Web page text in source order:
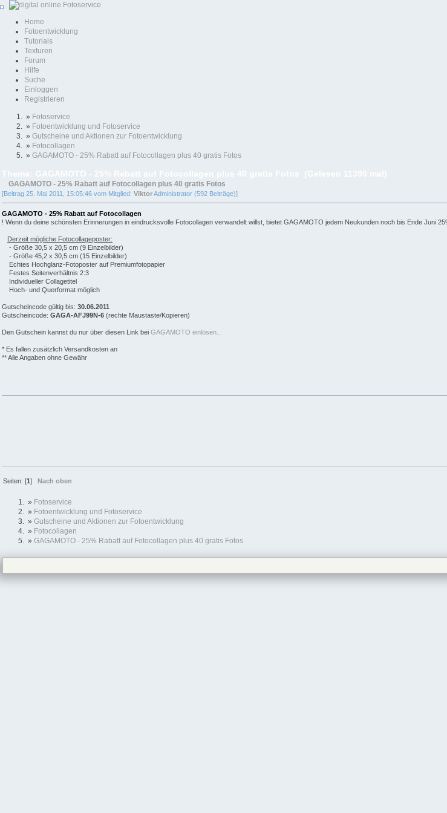
Home
Fotoentwicklung
Tutorials
Texturen
Forum
Hilfe
Suche
Einloggen
Registrieren
» Fotoservice
» Fotoentwicklung und Fotoservice
» Gutscheine und Aktionen zur Fotoentwicklung
» Fotocollagen
» GAGAMOTO - 25% Rabatt auf Fotocollagen plus 40 gratis Fotos
GAGAMOTO - 25% Rabatt auf Fotocollagen plus 40 gratis Fotos
[Beitrag 25. Mai 2011, 15:05:46 vom Mitglied: ViktorAdministrator (592 Beiträge)]
GAGAMOTO - 25% Rabatt auf Fotocollagen
! Wenn du deine schönsten Erinnerungen in eindrucksvolle Fotocollagen verwandelt willst, bietet GAGAMOTO jedem Neukunden noch bis Ende Juni
Derzeit mögliche Fotocollageposter:
- Größe 30,5 x 20,5 cm (9 Einzelbilder)
- Größe 45,2 x 30,5 cm (15 Einzelbilder)
Echtes Hochglanz-Fotoposter auf Premiumfotopapier
Festes Seitenverhältnis 2:3
Individueller Collagetitel
Hoch- und Querformat möglich
Gutscheincode gültig bis: 30.06.2011
Gutscheincode: GAGA-AFJ99N-6 (rechte Maustaste/Kopieren)
Den Gutschein kannst du nur über diesen Link bei GAGAMOTO einlösen...
* Es fallen zusätzlich Versandkosten an
** Alle Angaben ohne Gewähr
Seiten: [1]Nach oben
» Fotoservice
» Fotoentwicklung und Fotoservice
» Gutscheine und Aktionen zur Fotoentwicklung
» Fotocollagen
» GAGAMOTO - 25% Rabatt auf Fotocollagen plus 40 gratis Fotos